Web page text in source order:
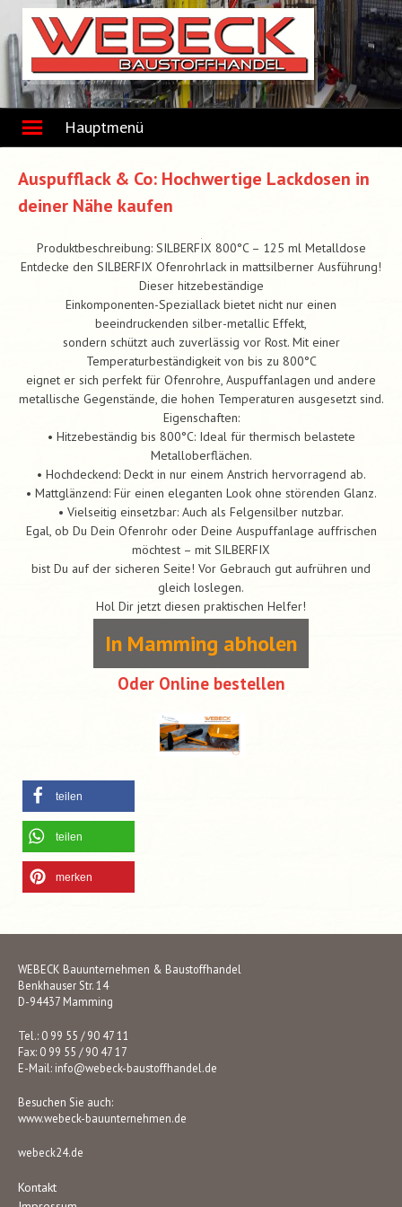
content
Hauptmenü
Auspufflack & Co: Hochwertige Lackdosen in
deiner Nähe kaufen
Produktbeschreibung: SILBERFIX 800°C – 125 ml Metalldose
Entdecke den SILBERFIX Ofenrohrlack in mattsilberner Ausführung!
Dieser hitzebeständige
Einkomponenten-Speziallack bietet nicht nur einen
beeindruckenden silber-metallic Effekt,
sondern schützt auch zuverlässig vor Rost. Mit einer
Temperaturbeständigkeit von bis zu 800°C
eignet er sich perfekt für Ofenrohre, Auspuffanlagen und andere
metallische Gegenstände, die hohen Temperaturen ausgesetzt sind.
Eigenschaften:
• Hitzebeständig bis 800°C: Ideal für thermisch belastete
Metalloberflächen.
• Hochdeckend: Deckt in nur einem Anstrich hervorragend ab.
• Mattglänzend: Für einen eleganten Look ohne störenden Glanz.
• Vielseitig einsetzbar: Auch als Felgensilber nutzbar.
Egal, ob Du Dein Ofenrohr oder Deine Auspuffanlage auffrischen
möchtest – mit SILBERFIX
bist Du auf der sicheren Seite! Vor Gebrauch gut aufrühren und
gleich loslegen.
Hol Dir jetzt diesen praktischen Helfer!
In Mamming abholen
Oder Online bestellen
teilen
teilen
merken
WEBECK Bauunternehmen & Baustoffhandel
Benkhauser Str. 14
D-94437 Mamming
Tel.: 0 99 55 / 90 47 11
Fax: 0 99 55 / 90 47 17
E-Mail: info@webeck-baustoffhandel.de
Besuchen Sie auch:
www.webeck-bauunternehmen.de
webeck24.de
Kontakt